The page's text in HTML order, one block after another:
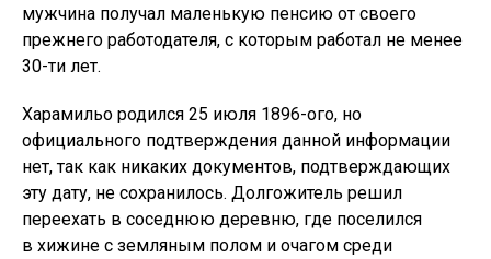
мужчина получал маленькую пенсию от своего
прежнего работодателя, с которым работал не менее
30-ти лет.
Харамильо родился 25 июля 1896-ого, но
официального подтверждения данной информации
нет, так как никаких документов, подтверждающих
эту дату, не сохранилось. Долгожитель решил
переехать в соседнюю деревню, где поселился
в хижине с земляным полом и очагом среди